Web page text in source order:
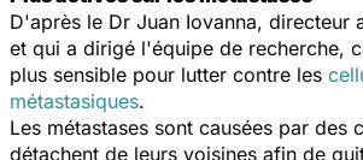
D'après le Dr Juan Iovanna, directeur
et qui a dirigé l'équipe de recherche,
plus sensible pour lutter contre les
métastasiques.
Les métastases sont causées par des
détachent de leurs voisines afin de